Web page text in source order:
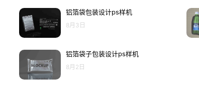
铝箔袋包装设计ps样机
8月3日
铝箔袋子包装设计ps样机
8月2日